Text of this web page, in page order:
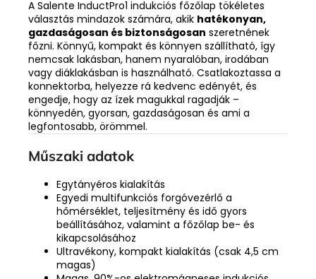
A Salente InductPro1 indukciós főzőlap tökéletes
választás mindazok számára, akik hatékonyan,
gazdaságosan és biztonságosan szeretnének
főzni. Könnyű, kompakt és könnyen szállítható, így
nemcsak lakásban, hanem nyaralóban, irodában
vagy diáklakásban is használható. Csatlakoztassa a
konnektorba, helyezze rá kedvenc edényét, és
engedje, hogy az ízek magukkal ragadják –
könnyedén, gyorsan, gazdaságosan és ami a
legfontosabb, örömmel.
Műszaki adatok
Egytányéros kialakítás
Egyedi multifunkciós forgóvezérlő a
hőmérséklet, teljesítmény és idő gyors
beállításához, valamint a főzőlap be- és
kikapcsolásához
Ultravékony, kompakt kialakítás (csak 4,5 cm
magas)